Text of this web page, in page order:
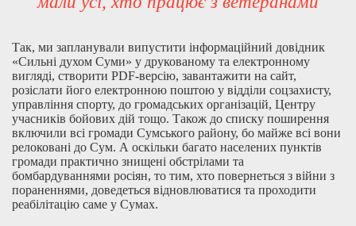
Так, ми запланували випустити інформаційний довідник
«Сильні духом Суми» у друкованому та електронному
вигляді, створити PDF-версію, завантажити на сайт,
розіслати його електронною поштою у відділи соцзахисту,
управління спорту, до громадських організацій, Центру
учасників бойових дій тощо. Також до списку поширення
включили всі громади Сумського району, бо майже всі вони
релоковані до Сум. А оскільки багато населених пунктів
громади практично знищені обстрілами та
бомбардуваннями росіян, то тим, хто повернеться з війни з
пораненнями, доведеться відновлюватися та проходити
реабілітацію саме у Сумах.